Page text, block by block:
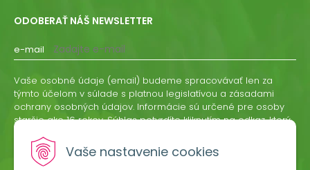
Vaše nastavenie cookies
ODOBERAŤ NÁŠ NEWSLETTER
e-mail
Vaše osobné údaje (email) budeme spracovávať len za
týmto účelom v súlade s platnou legislatívou a zásadami
ochrany osobných údajov. Informácie sú určené pre osoby
staršie ako 16 rokov. Súhlas potvrdíte kliknutím na odkaz, ktorý
odvolať písomne, emailom alebo kliknutím na odkaz z
ktoréhokoľvek informačného emailu.